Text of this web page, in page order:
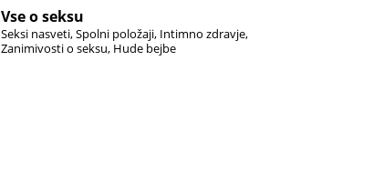
Vse o seksu
Seksi nasveti Spolni položaji Intimno zdravje
Zanimivosti o seksu Hude bejbe